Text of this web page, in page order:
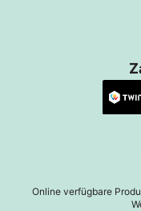
Online verfügbare